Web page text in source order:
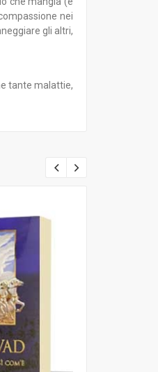
nei
gli altri,
tante malattie,